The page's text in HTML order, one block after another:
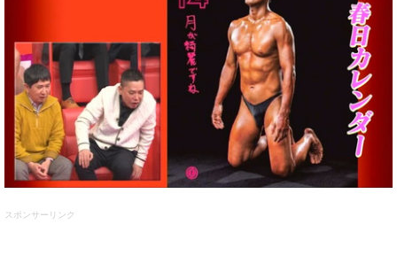
スポンサーリンク